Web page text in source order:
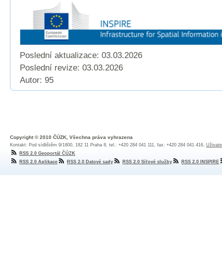
Poslední aktualizace: 03.03.2026
Poslední revize: 03.03.2026
Autor: 95
Copyright © 2010 ČÚZK, Všechna práva vyhrazena
Kontakt: Pod sídlištěm 9/1800, 182 11 Praha 8, tel.: +420 284 041 111, fax: +420 284 041 416,
RSS 2.0 Geoportál ČÚZK
RSS 2.0 Aplikace
RSS 2.0 Datové sady RSS 2.0 Síťové služby RSS 2.0 INSPIRE